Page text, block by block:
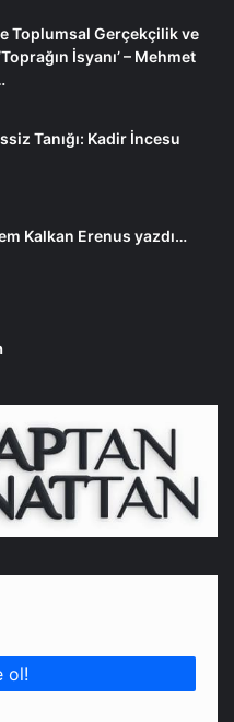
Toplumsal Gerçekçilik ve
İsyanı’ – Mehmet
Tanığı: Kadir İncesu
Kalkan Erenus yazdı…